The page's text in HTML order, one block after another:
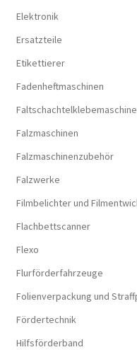
Elektronik
Ersatzteile
Etikettierer
Fadenheftmaschinen
Falzmaschinen
Falzmaschinenzubehör
Falzwerke
Filmbelichter und
Flachbettscanner
Flexo
Flurförderfahrzeuge
Folienverpackung und
Fördertechnik
Hilfsförderband